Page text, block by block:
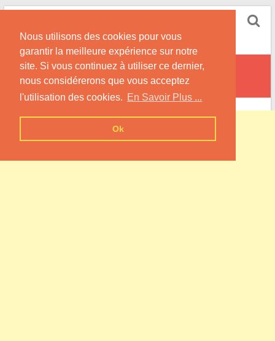
Nous utilisons des cookies pour vous
garantir la meilleure expérience sur notre
site. Si vous continuez à utiliser ce dernier,
nous considérerons que vous acceptez
l'utilisation des cookies. En Savoir Plus ...
Ok
Skip
content
Informations sur les Pompes à Chaleur
Courcelles-en-Barrois